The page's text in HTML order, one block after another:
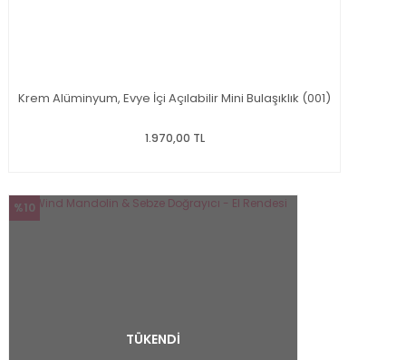
Krem Alüminyum, Evye İçi Açılabilir Mini Bulaşıklık (001)
1.970,00 TL
%10
TÜKENDİ